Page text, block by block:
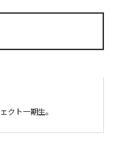
クト一期生。